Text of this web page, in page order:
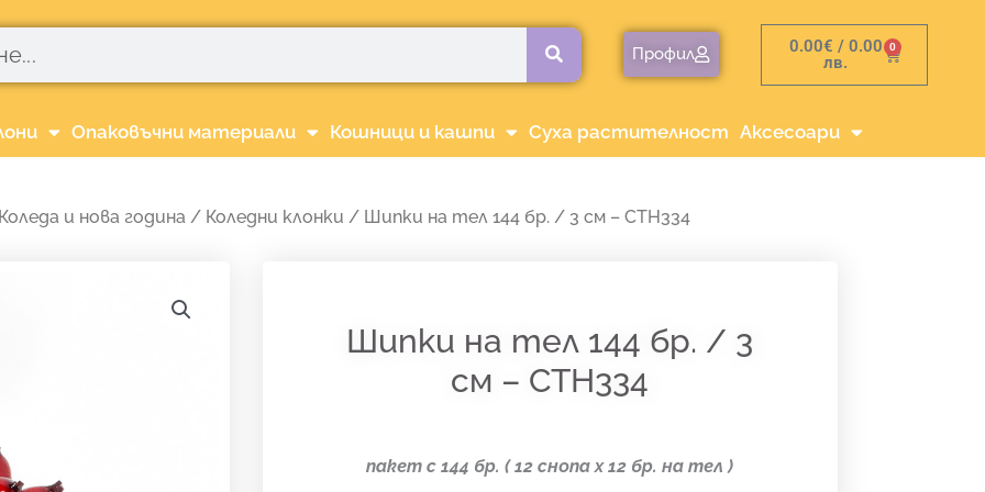
Профил 0.00€ / 0.00
лв.
0
Cart
Опаковъчни материали Кошници и кашпи Суха растителност Аксесоари
Коледа и нова година/ Коледни клонки / Шипки на тел 144 бр. / 3 см – CTH334
Шипки на тел 144 бр. / 3
см – CTH334
пакет с 144 бр. ( 12 снопа х 12 бр. на тел )